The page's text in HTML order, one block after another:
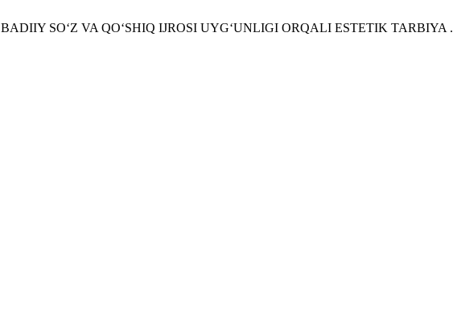
BADIIY SO‘Z VA QO‘SHIQ IJROSI UYG‘UNLIGI ORQALI ESTETIK TARBIYA .